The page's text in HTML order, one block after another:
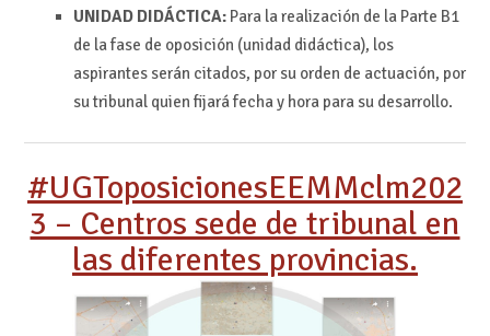
UNIDAD DIDÁCTICA:Para la realización de la Parte B1
de la fase de oposición (unidad didáctica), los
aspirantes serán citados, por su orden de actuación, por
su tribunal quien fijará fecha y hora para su desarrollo.
#UGToposicionesEEMMclm202
3 – Centros sede de tribunal en
las diferentes provincias.